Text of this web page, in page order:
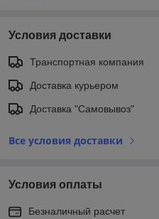
Условия доставки
Транспортная компания
Доставка курьером
Доставка "Самовывоз"
Все условия доставки
Условия оплаты
Безналичный расчет